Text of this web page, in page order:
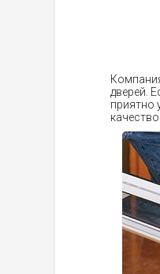
дверей.
приятно